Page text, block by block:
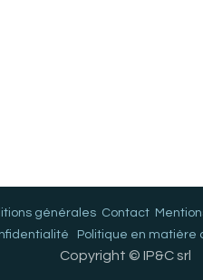
générales Contact
Politique en matière
Copyright © IP&C srl